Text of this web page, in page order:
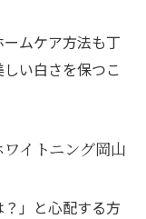
ムケア方法も丁
い白さを保つこ
イトニング岡山
？」と心配する方